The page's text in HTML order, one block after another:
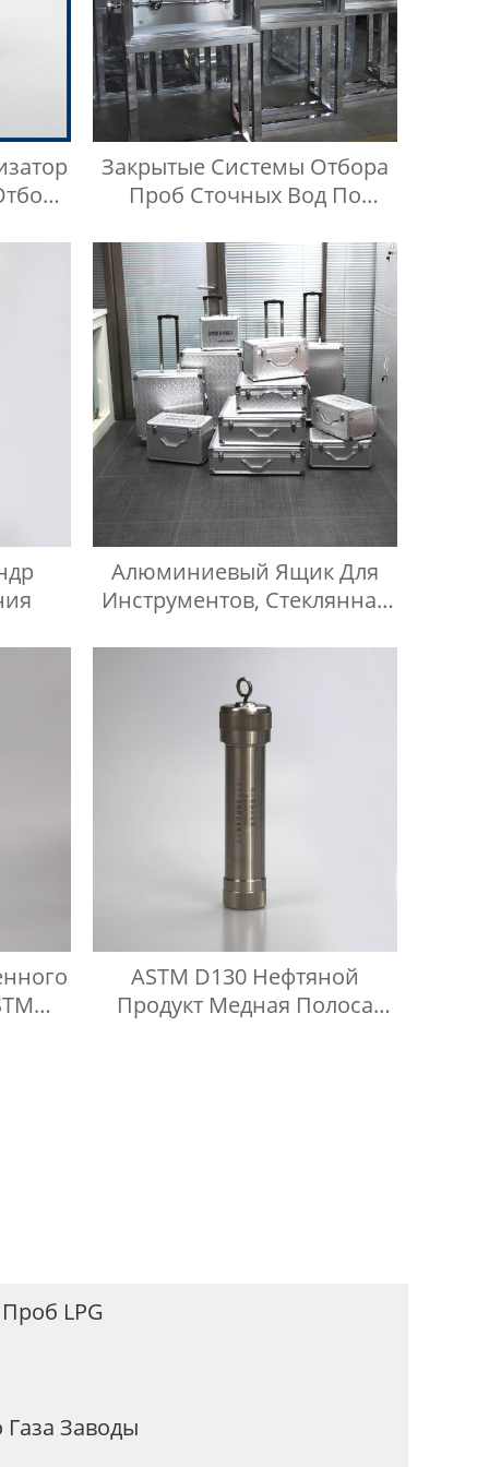
Закрытые Системы Отбора
Проб Сточных Вод По
Алюминиевый Ящик Для
Инструментов, Стеклянная
Защитный Чехол
ASTM D130 Нефтяной
Продукт Медная Полоса
LPG
Заводы